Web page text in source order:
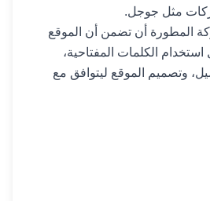
مثل جوجل.
المطورة أن تضمن أن الموقع
استخدام الكلمات المفتاحية،
وتصميم الموقع ليتوافق مع